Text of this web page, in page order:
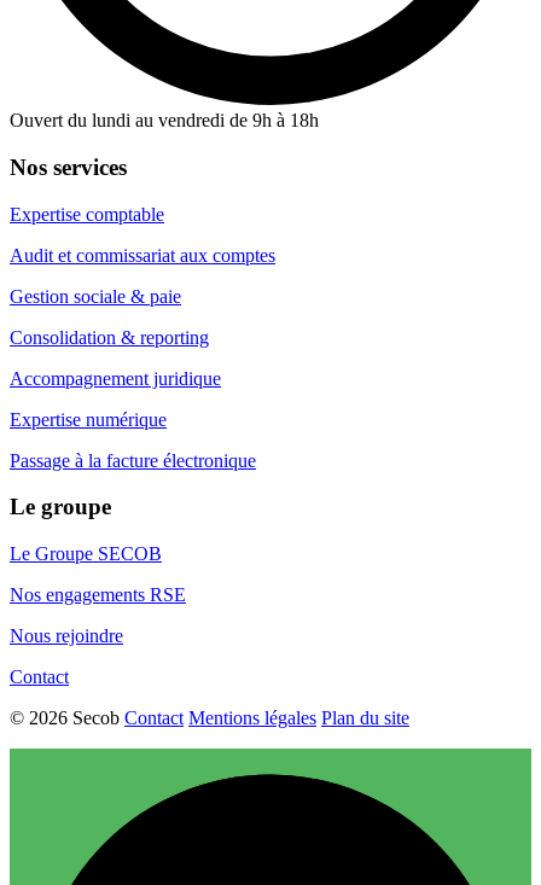
Ouvert du lundi au vendredi de 9h à 18h
Nos services
Expertise comptable
Audit et commissariat aux comptes
Gestion sociale & paie
Consolidation & reporting
Accompagnement juridique
Expertise numérique
Passage à la facture électronique
Le groupe
Le Groupe SECOB
Nos engagements RSE
Nous rejoindre
Contact
© 2026 Secob Contact Mentions légales Plan du site